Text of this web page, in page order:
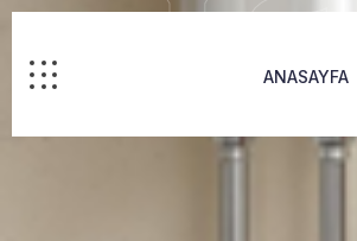
ANASAYFA